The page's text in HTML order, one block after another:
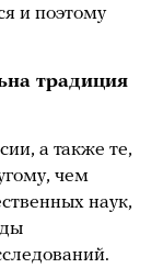
и поэтому
традиция
а также те,
чем
наук,